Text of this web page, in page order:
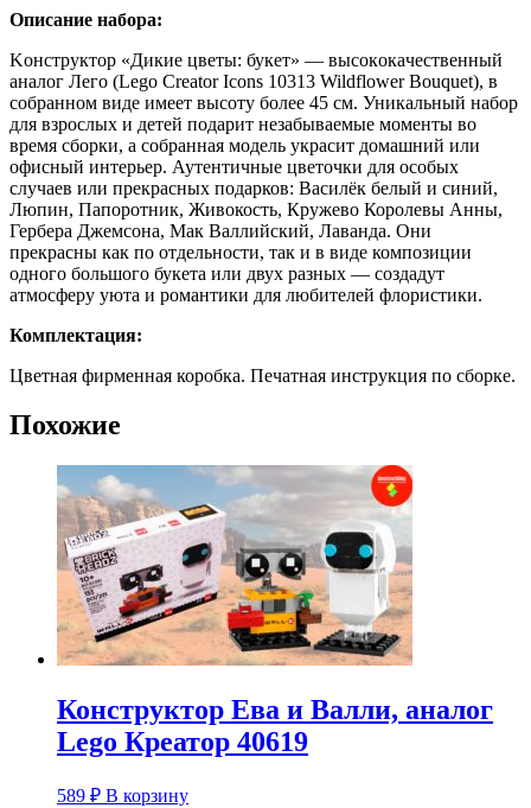
Oписаниe нaбора:
Koнстpуктоp «Дикиe цвeты: букeт» — выcокoкaчественный
aнaлог Лего (Lеgо Сrеаtоr Iсоns 10313 Wildflоwеr Воuquеt), в
собранном виде имеет высоту более 45 см. Уникальный набор
для взрослых и детей подарит незабываемые моменты во
время сборки, а собранная модель украсит домашний или
офисный интерьер. Аутентичные цветочки для особых
случаев или прекрасных подарков: Василёк белый и синий,
Люпин, Папоротник, Живокость, Кружево Королевы Анны,
Гербера Джемсона, Мак Валлийский, Лаванда. Они
прекрасны как по отдельности, так и в виде композиции
одного большого букета или двух разных — создадут
атмосферу уюта и романтики для любителей флористики.
Комплектация:
Цветная фирменная коробка. Печатная инструкция по сборке.
Похожие
Конструктор Ева и Валли, аналог
Lego Креатор 40619
589 ₽ В корзину